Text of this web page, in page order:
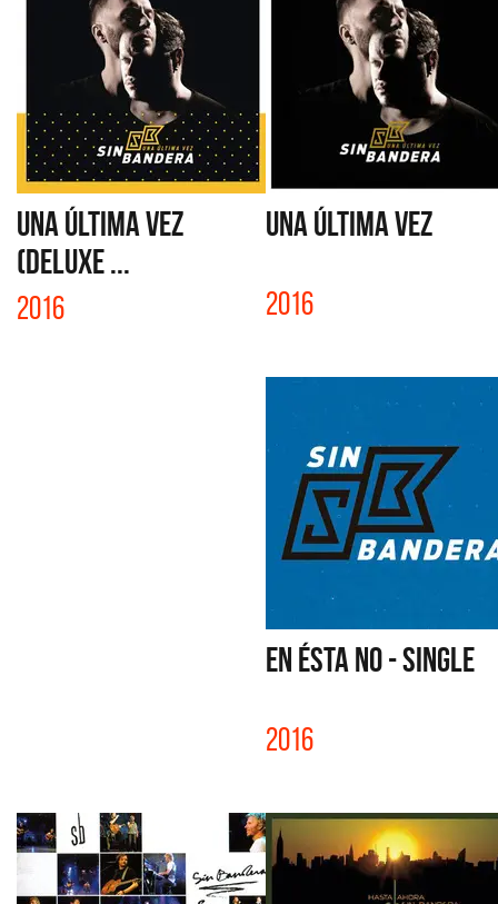
UNA ÚLTIMA VEZ
(DELUXE ...
2016
UNA ÚLTIMA VEZ
2016
EN ÉSTA NO - SINGLE
2016